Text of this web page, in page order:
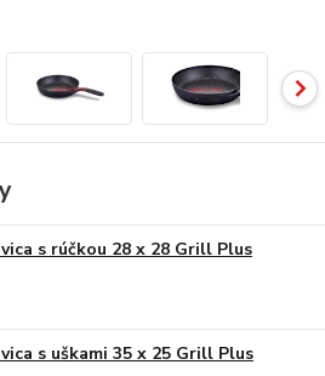
s rúčkou 28 x 28 Grill Plus
s uškami 35 x 25 Grill Plus